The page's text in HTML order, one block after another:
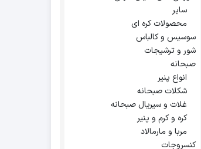
سایر
محصولات کره ای
سوسیس و کالباس
شور و ترشیجات
صبحانه
انواع پنیر
شکلات صبحانه
غلات و سیریال صبحانه
کره و کرم و پنیر
مربا و مارمالاد
کنسروجات